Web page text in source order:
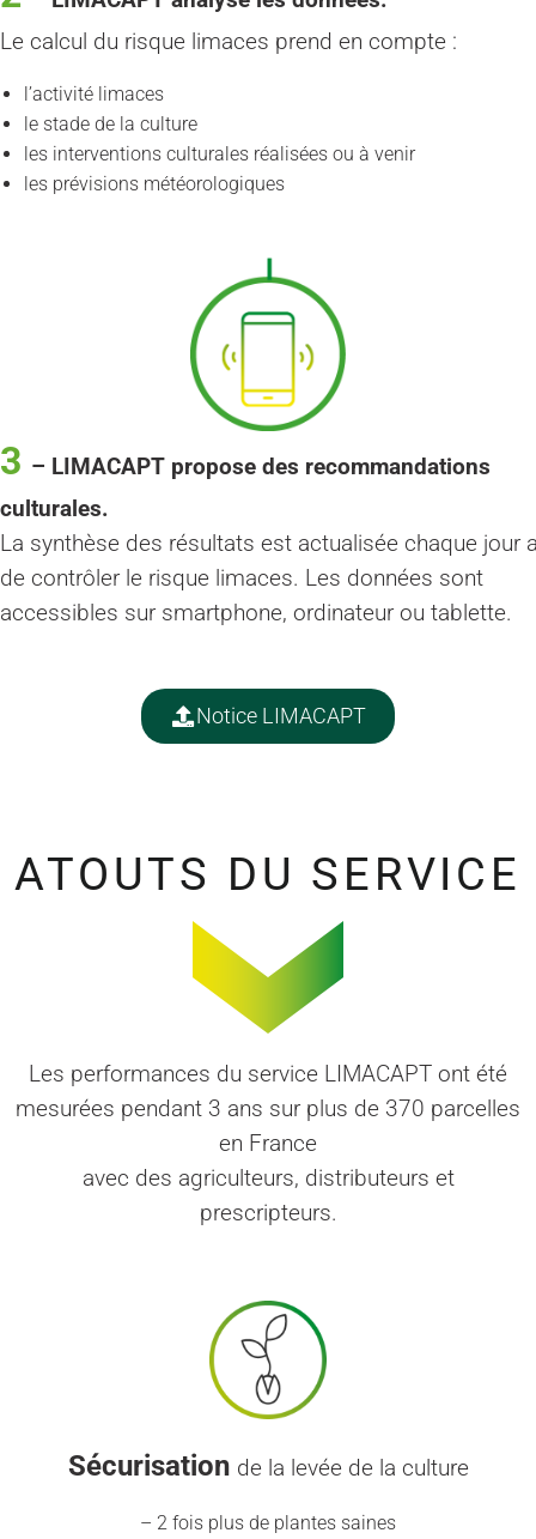
Le calcul du risque limaces prend en compte :
l’activité limaces
le stade de la culture
les interventions culturales réalisées ou à venir
les prévisions météorologiques
3 – LIMACAPT propose des recommandations
culturales.
La synthèse des résultats est actualisée chaque jour
de contrôler le risque limaces. Les données sont
accessibles sur smartphone, ordinateur ou tablette.
Notice LIMACAPT
ATOUTS DU SERVICE
Les performances du service LIMACAPT ont été
mesurées pendant 3 ans sur plus de 370 parcelles
en France
avec des agriculteurs, distributeurs et
prescripteurs.
Sécurisation de la levée de la culture
– 2 fois plus de plantes saines